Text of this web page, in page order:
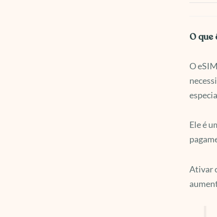
O que
O
Ele é
Ativar